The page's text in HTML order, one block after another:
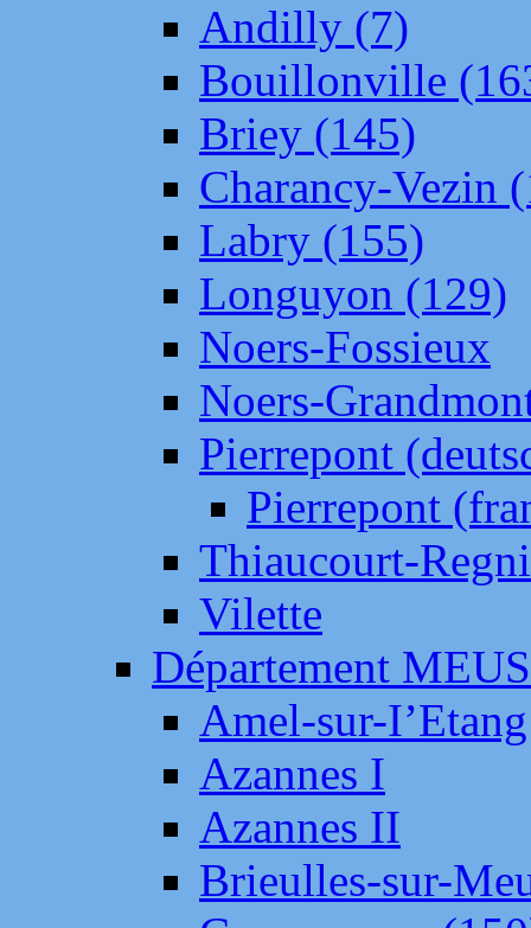
Andilly (7)
Bouillonville
Briey (145)
Charancy-Vezin
Labry (155)
Longuyon (129)
Noers-Fossieux
Noers-
Pierrepont
Pierrepont
Thiaucourt-
Vilette
Département
Amel-sur-
Azannes I
Azannes II
Brieulles-sur-